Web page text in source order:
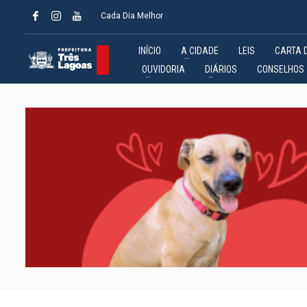
Cada Dia Melhor
INÍCIO A CIDADE LEIS
CARTA
OUVIDORIA
DIÁRIOS CONSELHOS